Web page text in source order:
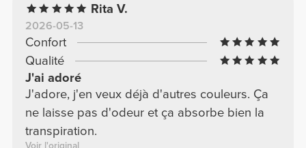
Rita V.
2026-05-13
Confort
Qualité
J'ai adoré
J'adore, j'en veux déjà d'autres couleurs. Ça
ne laisse pas d'odeur et ça absorbe bien la
transpiration.
Voir l'original